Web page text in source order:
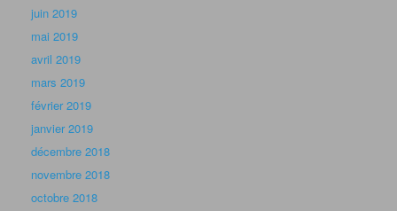
juin 2019
mai 2019
avril 2019
mars 2019
février 2019
janvier 2019
décembre 2018
novembre 2018
octobre 2018